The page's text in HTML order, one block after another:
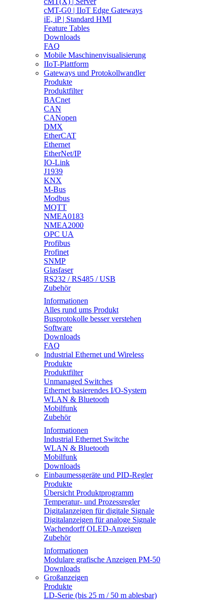
cMT-G0 | IIoT Edge Gateways
iE, iP | Standard HMI
Feature Tables
Downloads
FAQ
Mobile Maschinenvisualisierung
IIoT-Plattform
Gateways und Protokollwandler
Produkte
Produktfilter
BACnet
CAN
CANopen
DMX
EtherCAT
Ethernet
EtherNet/IP
IO-Link
J1939
KNX
M-Bus
Modbus
MQTT
NMEA0183
NMEA2000
OPC UA
Profibus
Profinet
SNMP
Glasfaser
RS232 / RS485 / USB
Zubehör
Informationen
Alles rund ums Produkt
Busprotokolle besser verstehen
Software
Downloads
FAQ
Industrial Ethernet und Wireless
Produkte
Produktfilter
Unmanaged Switches
Ethernet basierendes I/O-System
WLAN & Bluetooth
Mobilfunk
Zubehör
Informationen
Industrial Ethernet Switche
WLAN & Bluetooth
Mobilfunk
Downloads
Einbaumessgeräte und PID-Regler
Produkte
Übersicht Produktprogramm
Temperatur- und Prozessregler
Digitalanzeigen für digitale Signale
Digitalanzeigen für analoge Signale
Wachendorff OLED-Anzeigen
Zubehör
Informationen
Modulare grafische Anzeigen PM-50
Downloads
Großanzeigen
Produkte
LD-Serie (bis 25 m / 50 m ablesbar)